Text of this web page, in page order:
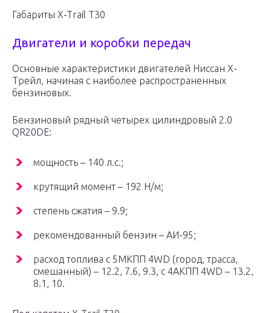
Габариты X-Trail T30
Двигатели и коробки передач
Основные характеристики двигателей Ниссан Х-
Трейл, начиная с наиболее распространенных
бензиновых.
Бензиновый рядный четырех цилиндровый 2.0
QR20DE:
мощность – 140 л.с.;
крутящий момент – 192 Н/м;
степень сжатия – 9.9;
рекомендованный бензин – АИ-95;
расход топлива с 5МКПП 4WD (город, трасса,
смешанный) – 12.2, 7.6, 9.3, с 4АКПП 4WD – 13.2,
8.1, 10.